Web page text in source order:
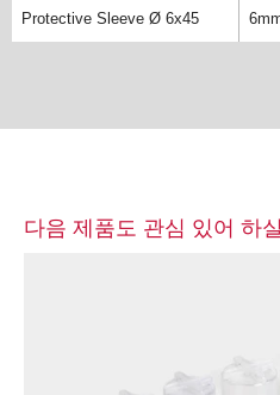
Protective Sleeve Ø 6x45
다음 제품도 관심 있어 하